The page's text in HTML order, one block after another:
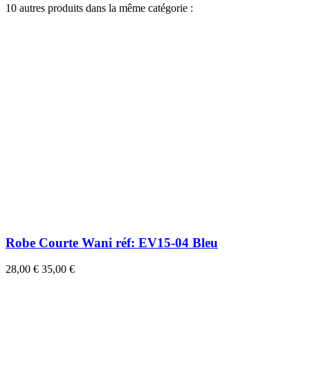
10 autres produits dans la même catégorie :
Robe Courte Wani réf: EV15-04 Bleu
28,00 € 35,00 €